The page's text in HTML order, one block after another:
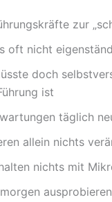
zur
oft nicht
doch
ist
täglich
allein nichts
nichts mit